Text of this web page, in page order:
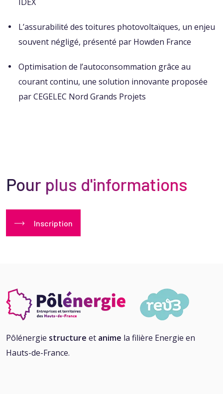
L’assurabilité des toitures photovoltaïques, un enjeu
souvent négligé, présenté par Howden France
Optimisation de l’autoconsommation grâce au
courant continu, une solution innovante proposée
par CEGELEC Nord Grands Projets
Pour plus d'informations
Inscription
Pôlénergie structure et anime la filière Energie en
Hauts-de-France.